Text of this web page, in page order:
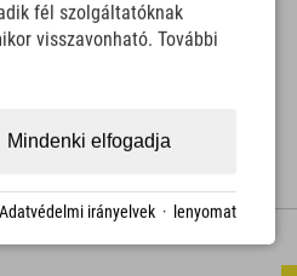
GPX Download
fél szolgáltatóknak
visszavonható. További
Mindenki elfogadja
Adatvédelmi irányelvek · lenyomat